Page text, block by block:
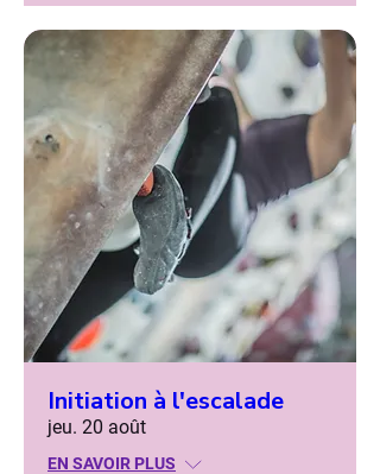
Initiation à l'escalade
jeu. 20 août
EN SAVOIR PLUS